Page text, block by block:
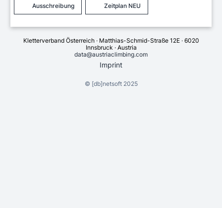
Ausschreibung Zeitplan NEU
Kletterverband Österreich · Matthias-Schmid-Straße 12E · 6020
Innsbruck · Austria
data@austriaclimbing.com
Imprint
© [db]netsoft2025